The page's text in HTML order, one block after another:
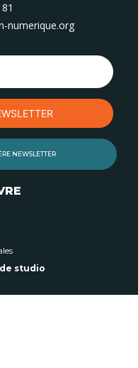
numerique.org
NEWSLETTER
studio